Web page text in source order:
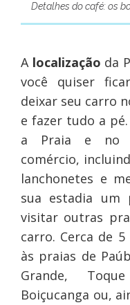
Detalhes do café: os
A localização da
você quiser
deixar seu carro
e fazer tudo a
a Praia e no
comércio,
lanchonetes e
sua estadia um
visitar outras
carro. Cerca de
às praias de
Grande,
Boiçucanga ou,